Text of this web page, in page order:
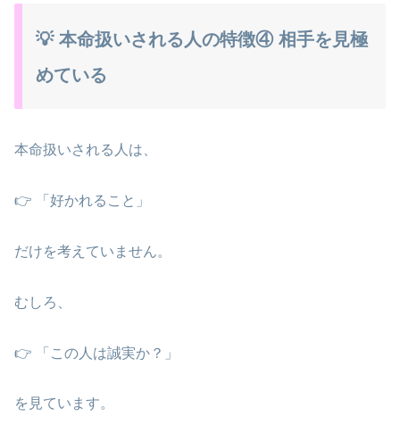
💡 本命扱いされる人の特徴④ 相手を見極
めている
本命扱いされる人は、
👉 「好かれること」
だけを考えていません。
むしろ、
👉 「この人は誠実か？」
を見ています。